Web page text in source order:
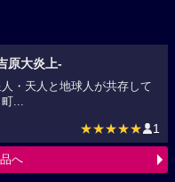
原大炎上-
・天人と地球人が共存して
...
★★★★★ 1
へ